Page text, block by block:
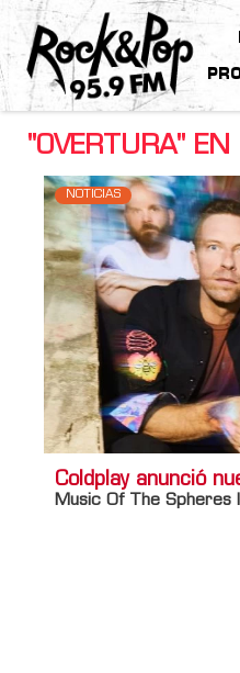
"OVERTURA"
NOTICIAS
Coldplay anunció
Music Of The Spheres